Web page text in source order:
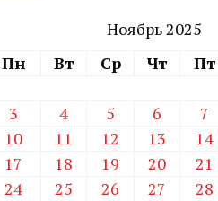
Ноябрь 2025
Пн
Вт Ср Чт Пт
3
4 5 6 7
10
11 12 13 14
17
18 19 20 21
24
25 26 27 28